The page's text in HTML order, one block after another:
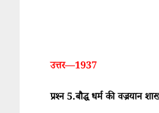
उत्तर—1937
प्रश्न 5.बौद्ध धर्म की वज्रयान